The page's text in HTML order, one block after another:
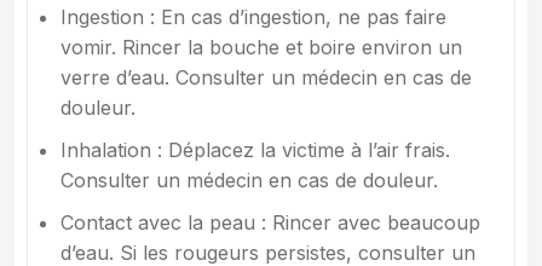
Ingestion : En cas d’ingestion, ne pas faire
vomir. Rincer la bouche et boire environ un
verre d’eau. Consulter un médecin en cas de
douleur.
Inhalation : Déplacez la victime à l’air frais.
Consulter un médecin en cas de douleur.
Contact avec la peau : Rincer avec beaucoup
d’eau. Si les rougeurs persistes, consulter un